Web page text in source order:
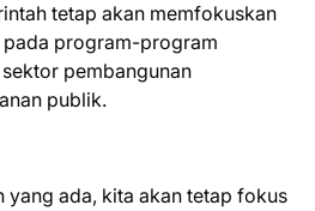
tetap akan memfokuskan
program-program
pembangunan
publik.
yang ada, kita akan tetap fokus